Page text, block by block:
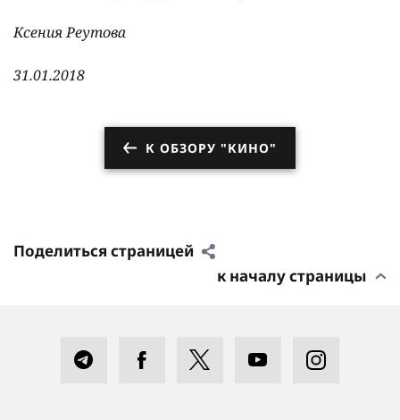
Ксения Реутова
31.01.2018
К ОБЗОРУ "КИНО"
Поделиться страницей
к началу страницы